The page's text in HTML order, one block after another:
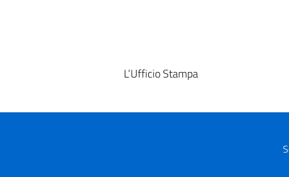
L’Ufficio Stampa